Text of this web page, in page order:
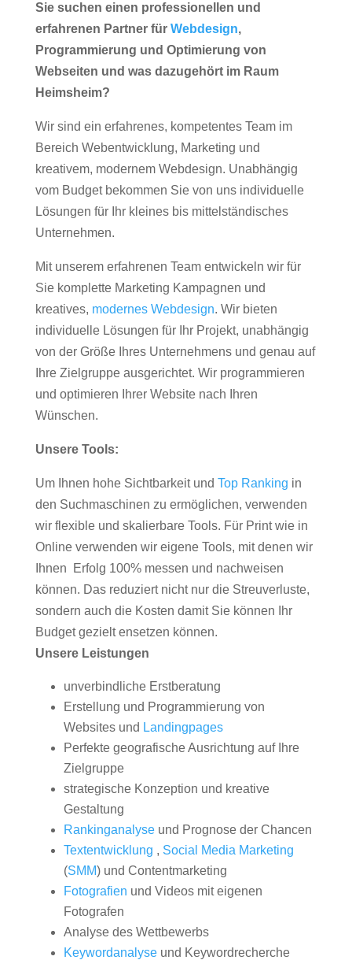
Sie suchen einen professionellen und
erfahrenen Partner für Webdesign,
Programmierung und Optimierung von
Webseiten und was dazugehört im Raum
Heimsheim?
Wir sind ein erfahrenes, kompetentes Team im
Bereich Webentwicklung, Marketing und
kreativem, modernem Webdesign. Unabhängig
vom Budget bekommen Sie von uns individuelle
Lösungen für Ihr kleines bis mittelständisches
Unternehmen.
Mit unserem erfahrenen Team entwickeln wir für
Sie komplette Marketing Kampagnen und
kreatives, modernes Webdesign. Wir bieten
individuelle Lösungen für Ihr Projekt, unabhängig
von der Größe Ihres Unternehmens und genau auf
Ihre Zielgruppe ausgerichtet. Wir programmieren
und optimieren Ihrer Website nach Ihren
Wünschen.
Unsere Tools:
Um Ihnen hohe Sichtbarkeit und Top Ranking in
den Suchmaschinen zu ermöglichen, verwenden
wir flexible und skalierbare Tools. Für Print wie in
Online verwenden wir eigene Tools, mit denen wir
Ihnen Erfolg 100% messen und nachweisen
können. Das reduziert nicht nur die Streuverluste,
sondern auch die Kosten damit Sie können Ihr
Budget gezielt ensetzen können.
Unsere Leistungen
unverbindliche Erstberatung
Erstellung und Programmierung von
Websites und Landingpages
Perfekte geografische Ausrichtung auf Ihre
Zielgruppe
strategische Konzeption und kreative
Gestaltung
Rankinganalyseund Prognose der Chancen
Textentwicklung , Social Media Marketing
(SMM) und Contentmarketing
Fotografien und Videos mit eigenen
Fotografen
Analyse des Wettbewerbs
Keywordanalyseund Keywordrecherche